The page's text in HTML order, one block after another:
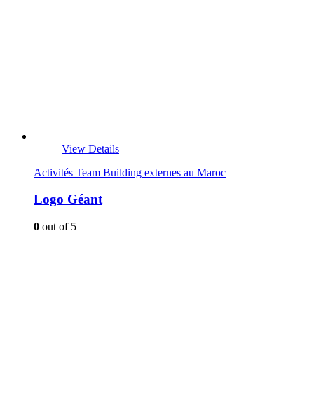
View Details
Activités Team Building externes au Maroc
Logo Géant
0 out of 5